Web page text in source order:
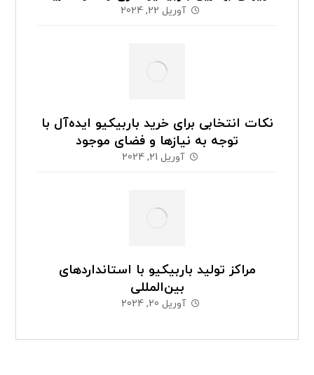
آوریل 22, 2024
نکات انتخابی برای خرید باربیکیو ایده‌آل با
توجه به نیازها و فضای موجود
آوریل 21, 2024
مراکز تولید باربیکیو با استانداردهای
بین‌المللی
آوریل 20, 2024